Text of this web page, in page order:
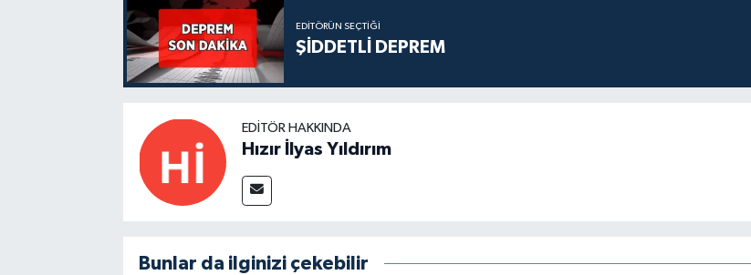
EDITÖRÜN SEÇTIĞI
ŞİDDETLİ DEPREM
EDITÖR HAKKINDA
Hızır İlyas Yıldırım
Bunlar da ilginizi çekebilir